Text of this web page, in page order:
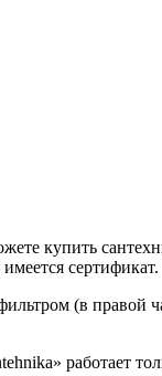
купить
сертификат.
(в правой
работает